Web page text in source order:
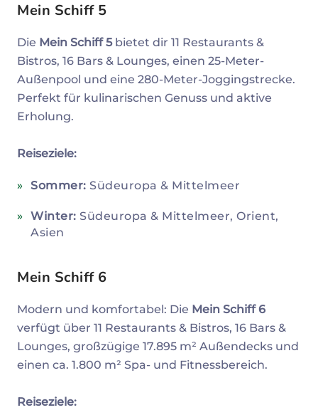
Mein Schiff 5
Die Mein Schiff 5bietet dir 11 Restaurants &
Bistros, 16 Bars & Lounges, einen 25-Meter-
Außenpool und eine 280-Meter-Joggingstrecke.
Perfekt für kulinarischen Genuss und aktive
Erholung.
Reiseziele:
Sommer: Südeuropa & Mittelmeer
Winter: Südeuropa & Mittelmeer, Orient,
Asien
Mein Schiff 6
Modern und komfortabel: Die Mein Schiff 6
verfügt über 11 Restaurants & Bistros, 16 Bars &
Lounges, großzügige 17.895 m² Außendecks und
einen ca. 1.800 m² Spa- und Fitnessbereich.
Reiseziele: